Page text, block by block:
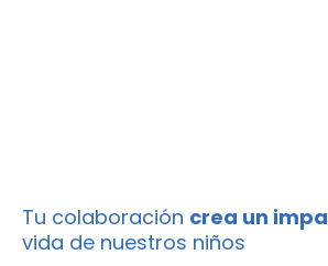
Tu colaboración crea un
vida de nuestros niños